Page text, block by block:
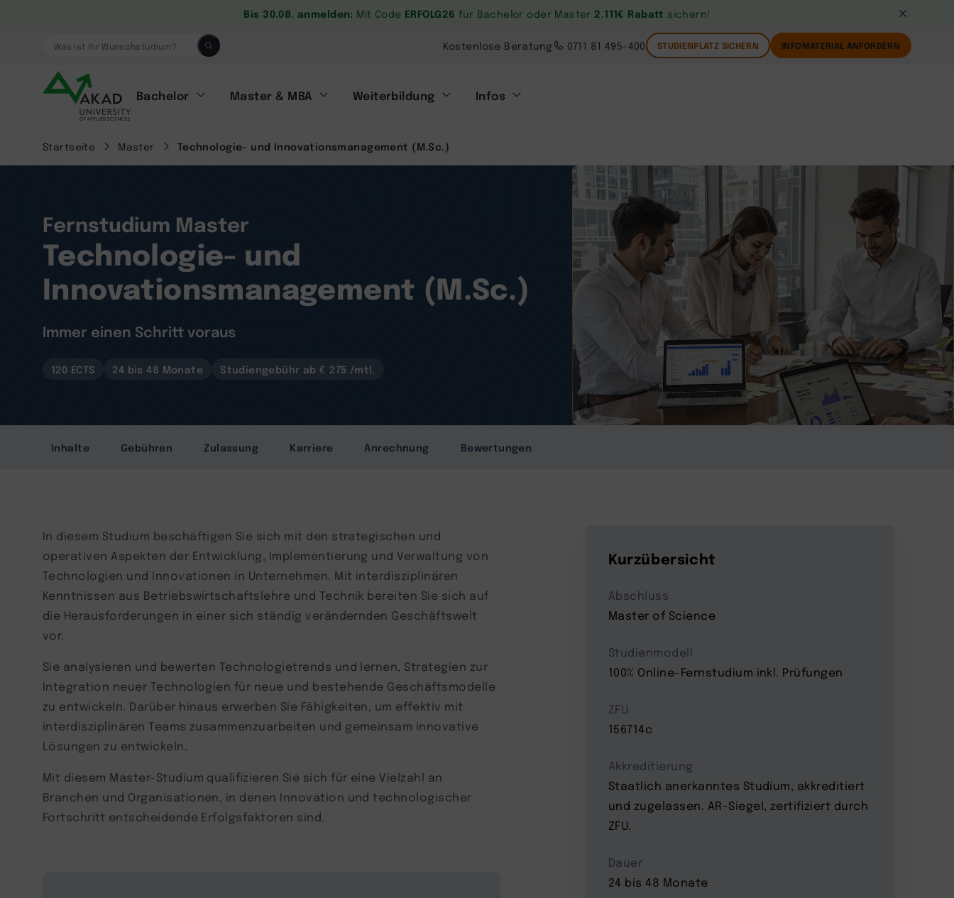
Bis 30.08. anmelden: Mit Code ERFOLG26 für Bachelor oder Master2.111€ Rabatt sichern!
Was ist Ihr Wunschstudium? Kostenlose Beratung 0711 81 495-400 STUDIENPLATZ SICHERN INFOMATERIAL ANFORDERN
Bachelor Master & MBA Weiterbildung Infos
Startseite Master Technologie- und Innovationsmanagement (M.Sc.)
AI
Fernstudium Master
Technologie- und
Innovationsmanagement (M.Sc.)
Immer einen Schritt voraus
120 ECTS 24 bis 48 Monate Studiengebühr ab € 275 /mtl.
Inhalte Gebühren Zulassung Karriere Anrechnung Bewertungen
Kurzübersicht
Abschluss
Master of Science
Studienmodell
100% Online-Fernstudium inkl. Prüfungen
ZFU
156714c
Akkreditierung
Staatlich anerkanntes Studium, akkreditiert
und zugelassen. AR-Siegel, zertifiziert durch
ZFU.
Dauer
24 bis 48 Monate
In diesem Studium beschäftigen Sie sich mit den strategischen und
operativen Aspekten der Entwicklung, Implementierung und Verwaltung von
Technologien und Innovationen in Unternehmen. Mit interdisziplinären
Kenntnissen aus Betriebswirtschaftslehre und Technik bereiten Sie sich auf
die Herausforderungen in einer sich ständig verändernden Geschäftswelt
vor.
Sie analysieren und bewerten Technologietrends und lernen, Strategien zur
Integration neuer Technologien für neue und bestehende Geschäftsmodelle
zu entwickeln. Darüber hinaus erwerben Sie Fähigkeiten, um effektiv mit
interdisziplinären Teams zusammenzuarbeiten und gemeinsam innovative
Lösungen zu entwickeln.
Mit diesem Master-Studium qualifizieren Sie sich für eine Vielzahl an
Branchen und Organisationen, in denen Innovation und technologischer
Fortschritt entscheidende Erfolgsfaktoren sind.